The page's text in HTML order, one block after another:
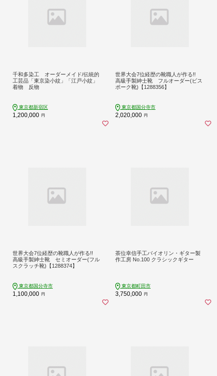
千和多染工 オーダーメイド/伝統的
工芸品「東京染小紋」「江戸小紋」
着物 反物
東京都新宿区
1,200,000 円
世界大会7位経歴の靴職人が作る!!
高級手製紳士靴 フルオーダー(ビス
ポーク靴)【1288356】
東京都国分寺市
2,020,000 円
世界大会7位経歴の靴職人が作る!!
高級手製紳士靴 セミオーダー(フル
スクラッチ靴)【1288374】
東京都国分寺市
1,100,000 円
茶位幸信手工バイオリン・ギター製
作工房 No.100 クラシックギター
東京都町田市
3,750,000 円